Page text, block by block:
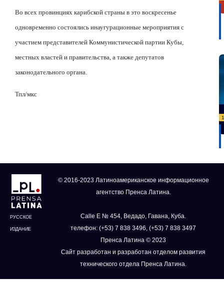
Во всех провинциях карибской страны в это воскресенье
одновременно состоялись инаугурационные мероприятия с
участием представителей Коммунистической партии Кубы,
местных властей и правительства, а также депутатов
законодательного органа.
Тпл/мкс
РУССКОЕ
ИЗДАНИЕ
© 2016-2023 Латиноамериканское информационное
агентство Пренса Латина.
Calle E № 454, Ведадо, Гавана, Куба.
телефон: (+53) 7 838 3496, (+53) 7 838 3497
Пренса Латина © 2023
Сайт разработан и разработан отделом развития
технического отдела Пренса Латина.